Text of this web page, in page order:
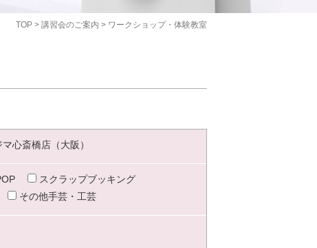
TOP > 講習会のご案内 > ワークショップ・体験教室
心斎橋店（大阪）
スクラップブッキング
その他手芸・工芸